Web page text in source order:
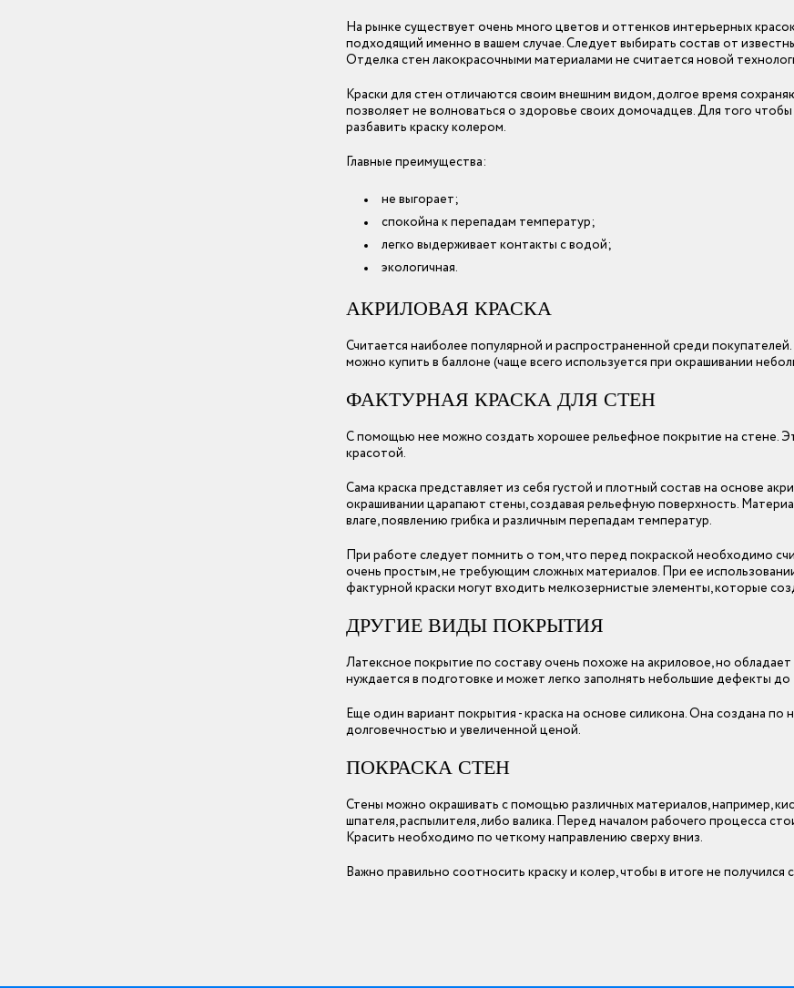
На рынке существует очень много цветов и оттенков интерьерных
подходящий именно в вашем случае. Следует выбирать состав от
Отделка стен лакокрасочными материалами не считается новой
Краски для стен отличаются своим внешним видом, долгое время
позволяет не волноваться о здоровье своих домочадцев. Для того
разбавить краску колером.
Главные преимущества:
не выгорает;
спокойна к перепадам температур;
легко выдерживает контакты с водой;
экологичная.
АКРИЛОВАЯ КРАСКА
Считается наиболее популярной и распространенной среди
можно купить в баллоне (чаще всего используется при окрашивании
ФАКТУРНАЯ КРАСКА ДЛЯ СТЕН
С помощью нее можно создать хорошее рельефное покрытие на стене.
красотой.
Сама краска представляет из себя густой и плотный состав на основе
окрашивании царапают стены, создавая рельефную поверхность.
влаге, появлению грибка и различным перепадам температур.
При работе следует помнить о том, что перед покраской необходимо
очень простым, не требующим сложных материалов. При ее
фактурной краски могут входить мелкозернистые элементы, которые
ДРУГИЕ ВИДЫ ПОКРЫТИЯ
Латексное покрытие по составу очень похоже на акриловое, но
нуждается в подготовке и может легко заполнять небольшие дефекты до
Еще один вариант покрытия - краска на основе силикона. Она создана
долговечностью и увеличенной ценой.
ПОКРАСКА СТЕН
Стены можно окрашивать с помощью различных материалов, например,
шпателя, распылителя, либо валика. Перед началом рабочего процесса
Красить необходимо по четкому направлению сверху вниз.
Важно правильно соотносить краску и колер, чтобы в итоге не получился